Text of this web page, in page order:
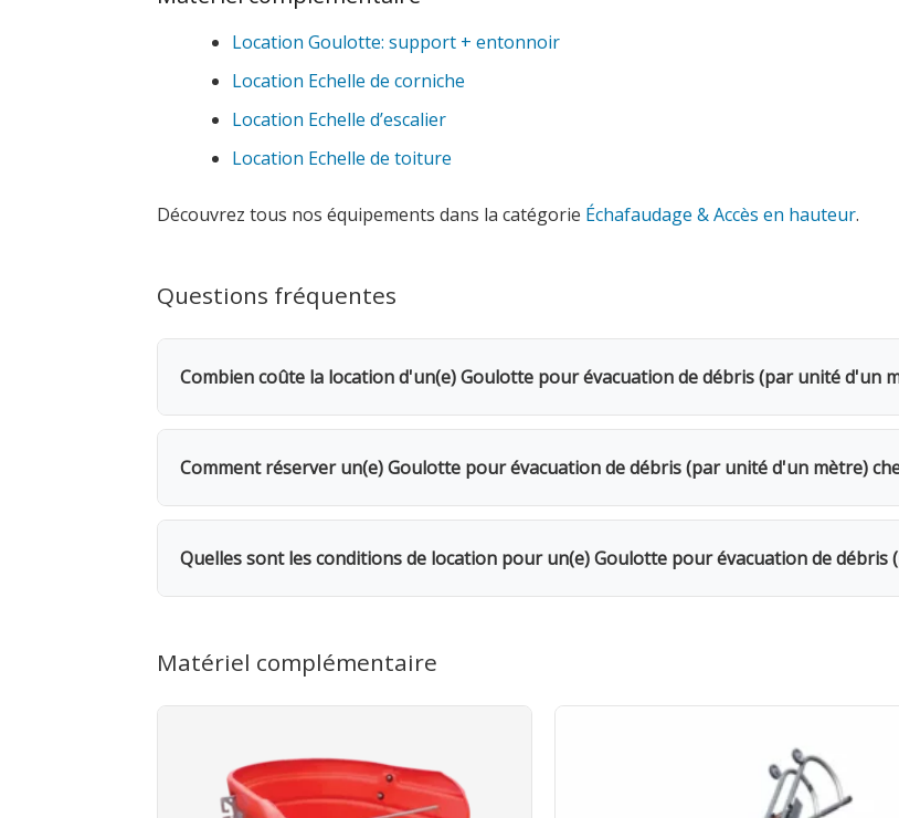
Location Goulotte: support + entonnoir
Location Echelle de corniche
Location Echelle d’escalier
Location Echelle de toiture
Découvrez tous nos équipements dans la catégorie Échafaudage & Accès en hauteur.
Questions fréquentes
Combien coûte la location d'un(e) Goulotte pour évacuation de débris (par unité d'un
La location d'un(e) Goulotte pour évacuation de débris (par unité d'un mètre) coûte 4€
est demandée. Dès le 2e jour, bénéficiez d'une remise de 20%. Pour une semaine
Comment réserver un(e) Goulotte pour évacuation de débris (par unité d'un mètre)
Rendez-vous dans l'une de nos 5 agences en Belgique ou appelez-nous pour vérifier
même, avec possibilité de livraison sur votre chantier. Emboîtez les modules de 1m les
et placez une ben
Quelles sont les conditions de location pour un(e) Goulotte pour évacuation de débris
Toute pièce manquante sera facturée. Assurance bris de machine en option.
Matériel complémentaire